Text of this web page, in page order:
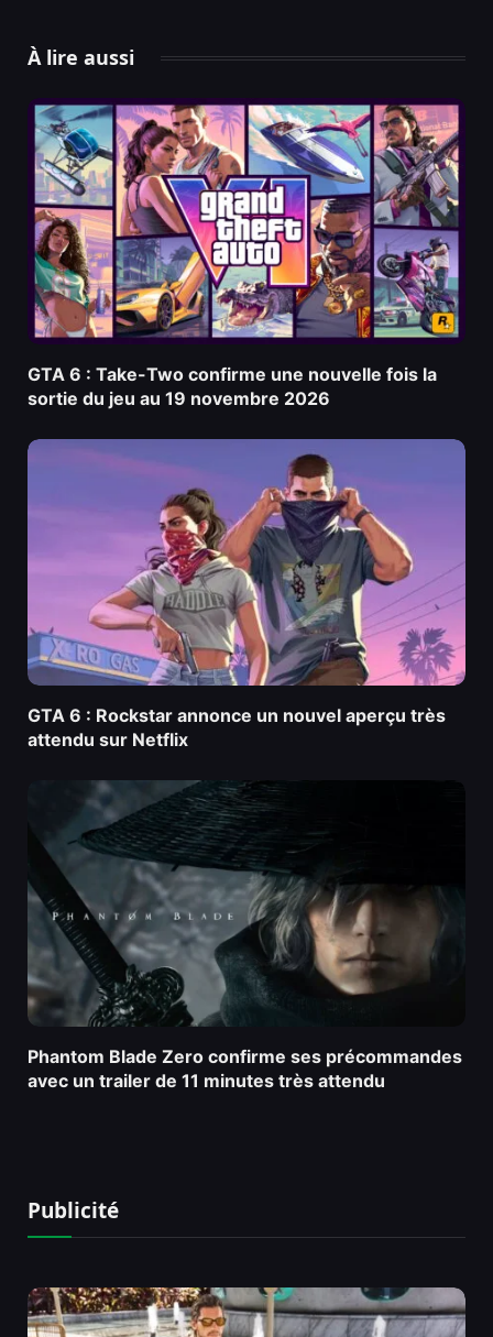
À lire aussi
GTA 6 : Take-Two confirme une nouvelle fois la
sortie du jeu au 19 novembre 2026
GTA 6 : Rockstar annonce un nouvel aperçu très
attendu sur Netflix
Phantom Blade Zero confirme ses précommandes
avec un trailer de 11 minutes très attendu
Publicité